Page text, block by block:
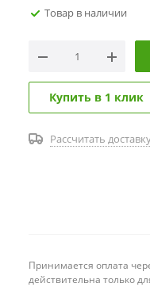
Товар в наличии
Купить в 1 клик
Рассчитать
Принимается оплата
действительна только